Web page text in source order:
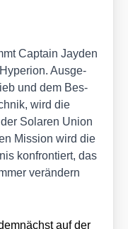
Cap­tain Jay­den
Aus­ge­
und dem Bes­
wird die
Sola­ren Uni­on
Mis­si­on wird die
kon­fron­tiert, das
ver­än­dern
auf der